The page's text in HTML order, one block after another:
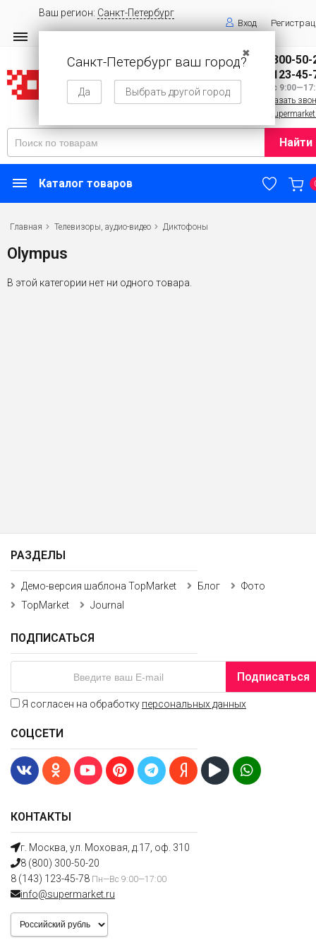
Ваш регион: Санкт-Петербург
✖
Санкт-Петербург ваш город?
Да Выбрать другой город
Вход
8 (800) 300-50-
8 (143) 123-45-
Пн—Вс
Заказать
Найти
Каталог товаров
Главная Телевизоры, аудио-видео Диктофоны
Olympus
В этой категории нет ни одного товара.
КОНТАКТЫ
г. Москва, ул. Моховая, д.17, оф. 310
8 (800) 300-50-20
8 (143) 123-45-78 Пн—Вс 9:00—17:00
info@supermarket.ru
РАЗДЕЛЫ
Демо-версия шаблона TopMarket Блог
Фото
TopMarket
Journal
ПОДПИСАТЬСЯ
Подписаться
Я согласен на обработку персональных данных
СОЦСЕТИ